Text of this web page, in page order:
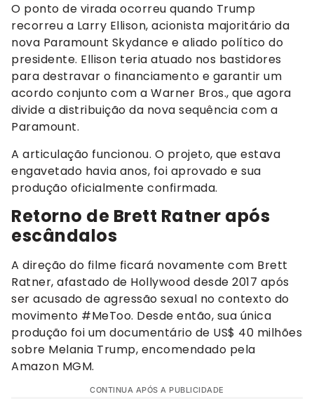
O ponto de virada ocorreu quando Trump
recorreu a Larry Ellison, acionista majoritário da
nova Paramount Skydance e aliado político do
presidente. Ellison teria atuado nos bastidores
para destravar o financiamento e garantir um
acordo conjunto com a Warner Bros., que agora
divide a distribuição da nova sequência com a
Paramount.
A articulação funcionou. O projeto, que estava
engavetado havia anos, foi aprovado e sua
produção oficialmente confirmada.
Retorno de Brett Ratner após
escândalos
A direção do filme ficará novamente com Brett
Ratner, afastado de Hollywood desde 2017 após
ser acusado de agressão sexual no contexto do
movimento #MeToo. Desde então, sua única
produção foi um documentário de US$ 40 milhões
sobre Melania Trump, encomendado pela
Amazon MGM.
CONTINUA APÓS A PUBLICIDADE